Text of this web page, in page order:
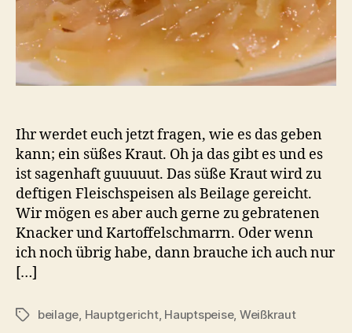
Ihr werdet euch jetzt fragen, wie es das geben
kann; ein süßes Kraut. Oh ja das gibt es und es
ist sagenhaft guuuuut. Das süße Kraut wird zu
deftigen Fleischspeisen als Beilage gereicht.
Wir mögen es aber auch gerne zu gebratenen
Knacker und Kartoffelschmarrn. Oder wenn
ich noch übrig habe, dann brauche ich auch nur
[…]
Schlagwörter
beilage, Hauptgericht, Hauptspeise, Weißkraut